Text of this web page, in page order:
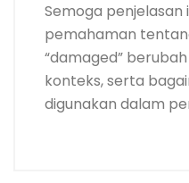
Semoga
pemahaman
“damaged”
konteks, serta
digunakan dalam